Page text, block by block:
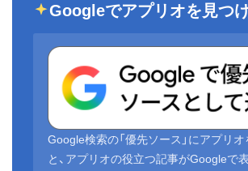
Googleでアプリオを見つ
Google検索の「優先ソース」にアプリ
と、アプリオの役立つ記事がGoogleで